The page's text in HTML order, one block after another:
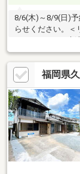
8/6(木)～8/9(日)
らせください。＜
面化粧台、新品シ
ニターホン、新品
天井クロス張り替
他工事（予定）外
福岡県